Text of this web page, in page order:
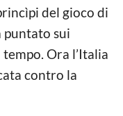
del gioco di
puntato sui
Ora l’Italia
contro la